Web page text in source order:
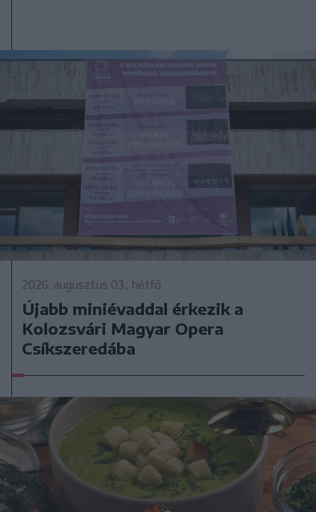
2026. augusztus 03., hétfő
Újabb miniévaddal érkezik a
Kolozsvári Magyar Opera
Csíkszeredába